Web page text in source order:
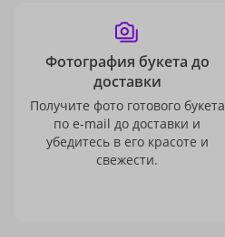
Фотография букета до
доставки
Получите фото готового букета
по e-mail до доставки и
убедитесь в его красоте и
свежести.